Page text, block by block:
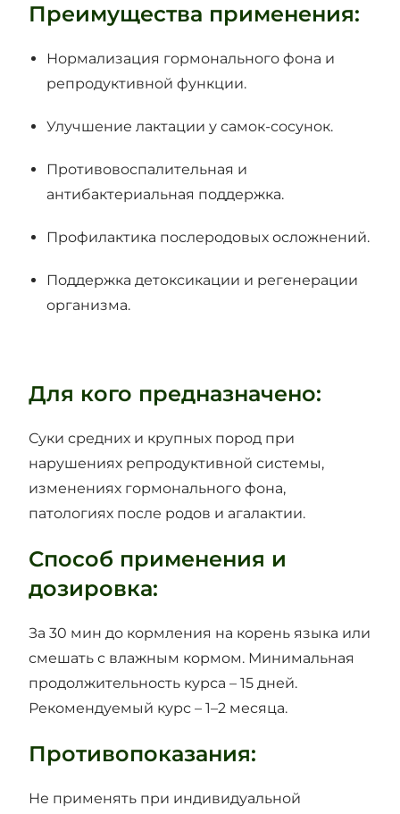
Преимущества применения:
Нормализация гормонального фона и
репродуктивной функции.
Улучшение лактации у самок-сосунок.
Противовоспалительная и
антибактериальная поддержка.
Профилактика послеродовых осложнений.
Поддержка детоксикации и регенерации
организма.
Для кого предназначено:
Суки средних и крупных пород при
нарушениях репродуктивной системы,
изменениях гормонального фона,
патологиях после родов и агалактии.
Способ применения и
дозировка:
За 30 мин до кормления на корень языка или
смешать с влажным кормом. Минимальная
продолжительность курса – 15 дней.
Рекомендуемый курс – 1–2 месяца.
Противопоказания:
Не применять при индивидуальной